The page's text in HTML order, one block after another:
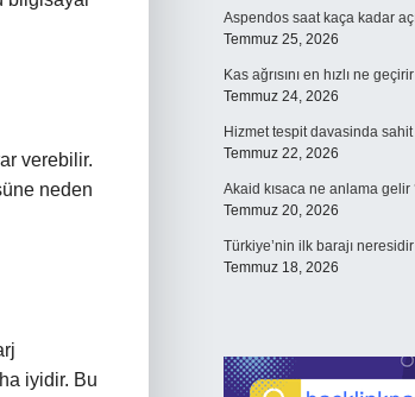
verebilir.
neden
iyidir. Bu
Aspendos saat kaça kadar
Temmuz 25, 2026
Kas ağrısını en hızlı ne
Temmuz 24, 2026
Hizmet tespit davasinda
Temmuz 22, 2026
Akaid kısaca ne anlama gelir
Temmuz 20, 2026
Türkiye’nin ilk barajı
Temmuz 18, 2026